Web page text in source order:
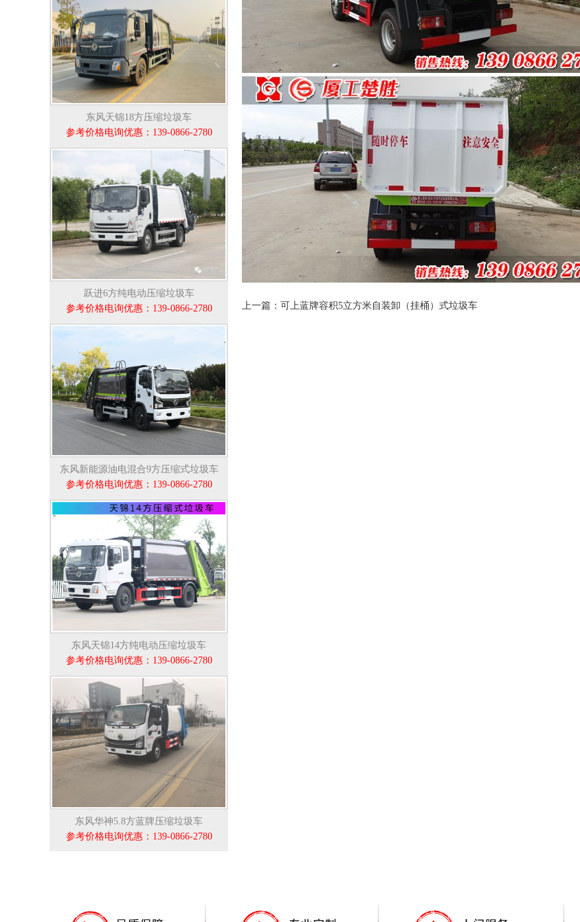
东风天锦18方压缩垃圾车
参考价格电询优惠：139-0866-2780
跃进6方纯电动压缩垃圾车
参考价格电询优惠：139-0866-2780
东风新能源油电混合9方压缩式垃圾车
参考价格电询优惠：139-0866-2780
东风天锦14方纯电动压缩垃圾车
参考价格电询优惠：139-0866-2780
东风华神5.8方蓝牌压缩垃圾车
参考价格电询优惠：139-0866-2780
上一篇：可上蓝牌容积5立方米自装卸（挂桶）式垃圾车